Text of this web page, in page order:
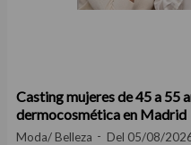
Casting mujeres de 45 a 55
dermocosmética en Madrid
Moda/ Belleza Del 05/08/